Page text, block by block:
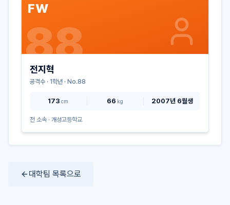
FW
88
전지혁
공격수· 1학년 · No.88
173 cm 66 kg 2007년 6월생
전 소속 · 개성고등학교
대학팀 목록으로